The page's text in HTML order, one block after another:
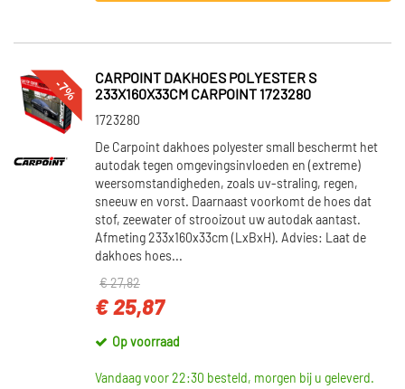
-7%
CARPOINT DAKHOES POLYESTER S
233X160X33CM CARPOINT 1723280
1723280
De Carpoint dakhoes polyester small beschermt het
autodak tegen omgevingsinvloeden en (extreme)
weersomstandigheden, zoals uv-straling, regen,
sneeuw en vorst. Daarnaast voorkomt de hoes dat
stof, zeewater of strooizout uw autodak aantast.
Afmeting 233x160x33cm (LxBxH). Advies: Laat de
dakhoes hoes...
€ 27,82
€ 25,87
Op voorraad
Vandaag voor 22:30 besteld, morgen bij u geleverd.